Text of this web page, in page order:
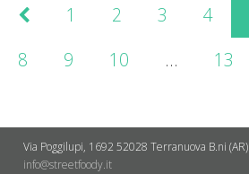
1 2 3 4
8
9 10 … 13
Via Poggilupi, 1692 52028 Terranuova B.ni (AR)
info@streetfoody.it